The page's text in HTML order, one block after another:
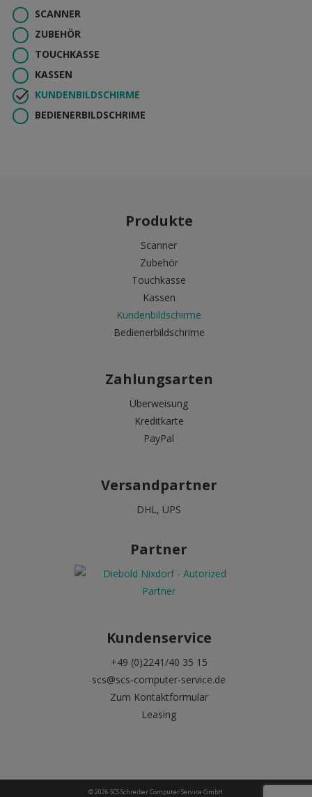
SCANNER
ZUBEHÖR
TOUCHKASSE
KASSEN
KUNDENBILDSCHIRME
BEDIENERBILDSCHRIME
Produkte
Scanner
Zubehör
Touchkasse
Kassen
Kundenbildschirme
Bedienerbildschrime
Zahlungsarten
Überweisung
Kreditkarte
PayPal
Versandpartner
DHL, UPS
Partner
Kundenservice
+49 (0)2241/40 35 15
scs@scs-computer-service.de
Zum Kontaktformular
Leasing
© 2026 SCS Schreiber Computer Service GmbH